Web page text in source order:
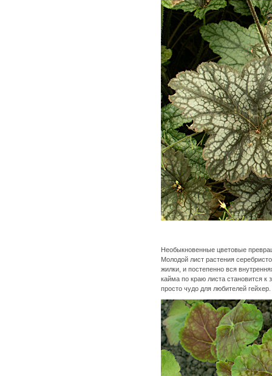
Необыкновенные цветовые
Молодой лист растения
жилки, и постепенно вся
кайма по краю листа становится к
просто чудо для любителей гейхер.